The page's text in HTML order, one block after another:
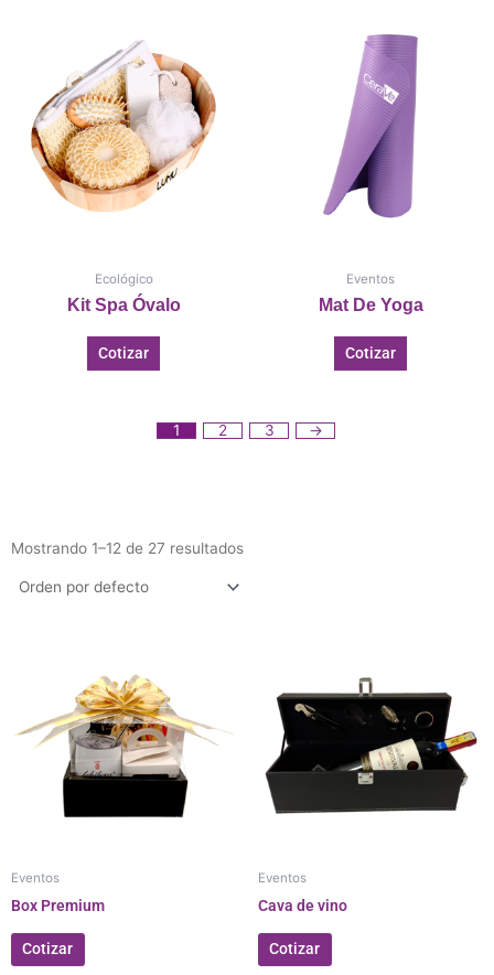
Ecológico
Kit Spa Óvalo
Cotizar
Eventos
Mat De Yoga
Cotizar
1 2 3 →
Mostrando 1–12 de 27 resultados
Eventos
Box Premium
Cotizar
Eventos
Cava de vino
Cotizar